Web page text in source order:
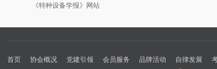
《特种设备学报》网站
首页 协会概况 党建引领 会员服务 品牌活动 自律发展